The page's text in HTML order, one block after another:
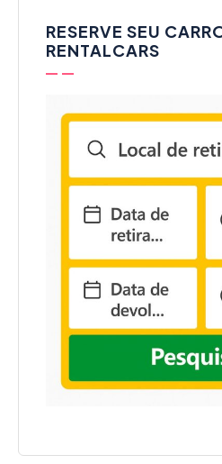
RESERVE SEU
RENTALCARS